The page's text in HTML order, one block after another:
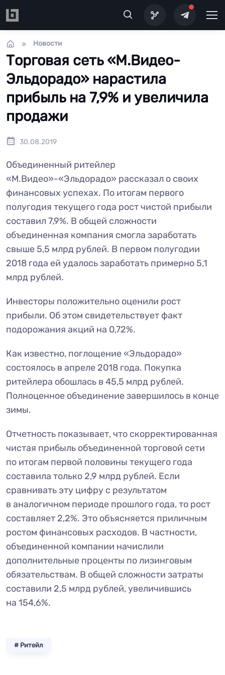
Новости
Торговая сеть «М.Видео-
Эльдорадо» нарастила
прибыль на 7,9% и увеличила
продажи
30.08.2019
Объединенный ритейлер
«М.Видео»-«Эльдорадо» рассказал о своих
финансовых успехах. По итогам первого
полугодия текущего года рост чистой прибыли
составил 7,9%. В общей сложности
объединенная компания смогла заработать
свыше 5,5 млрд рублей. В первом полугодии
2018 года ей удалось заработать примерно 5,1
млрд рублей.
Инвесторы положительно оценили рост
прибыли. Об этом свидетельствует факт
подорожания акций на 0,72%.
Как известно, поглощение «Эльдорадо»
состоялось в апреле 2018 года. Покупка
ритейлера обошлась в 45,5 млрд рублей.
Полноценное объединение завершилось в конце
зимы.
Отчетность показывает, что скорректированная
чистая прибыль объединенной торговой сети
по итогам первой половины текущего года
составила только 2,9 млрд рублей. Если
сравнивать эту цифру с результатом
в аналогичном периоде прошлого года, то рост
составляет 2,2%. Это объясняется приличным
ростом финансовых расходов. В частности,
объединенной компании начислили
дополнительные проценты по лизинговым
обязательствам. В общей сложности затраты
составили 2,5 млрд рублей, увеличившись
на 154,6%.
# Ритейл